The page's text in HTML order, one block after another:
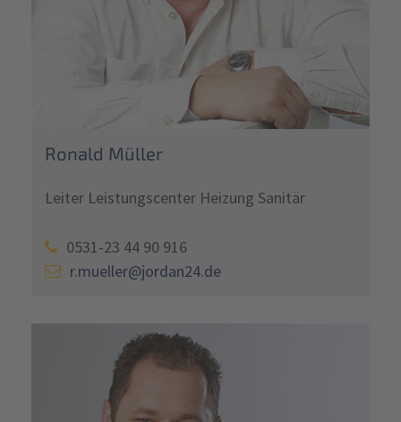
Ronald Müller
Leiter Leistungscenter Heizung Sanitär
0531-23 44 90 916
r.mueller@jordan24.de